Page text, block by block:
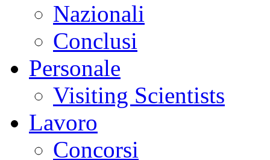
Nazionali
Conclusi
Personale
Visiting Scientists
Lavoro
Concorsi